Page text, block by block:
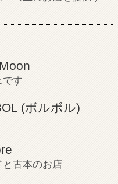
です
(ボルボル)
古本のお店